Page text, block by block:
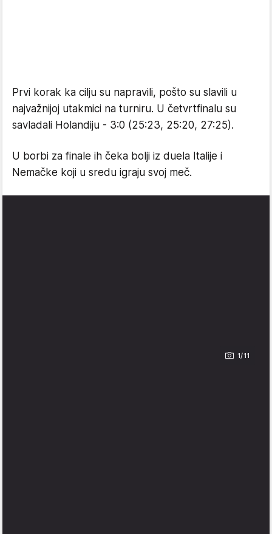
Prvi korak ka cilju su napravili, pošto su slavili u
najvažnijoj utakmici na turniru. U četvrtfinalu su
savladali Holandiju - 3:0 (25:23, 25:20, 27:25).
U borbi za finale ih čeka bolji iz duela Italije i
Nemačke koji u sredu igraju svoj meč.
1/11